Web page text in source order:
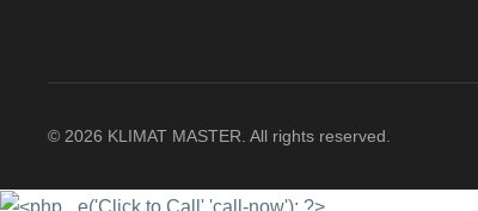
© 2026 KLIMAT MASTER. All rights reserved.